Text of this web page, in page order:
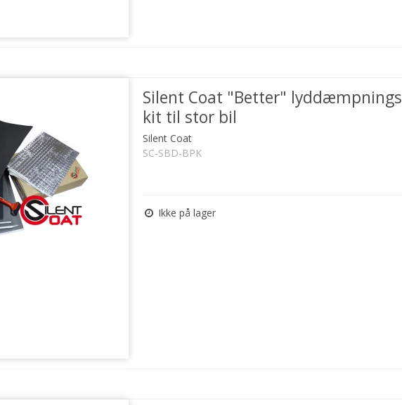
Silent Coat "Better" lyddæmpnings
kit til stor bil
Silent Coat
SC-SBD-BPK
Ikke på lager